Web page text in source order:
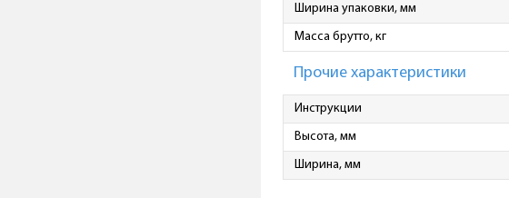
Ширина упаковки, мм
Масса брутто, кг
Прочие характеристики
Инструкции
Высота, мм
Ширина, мм